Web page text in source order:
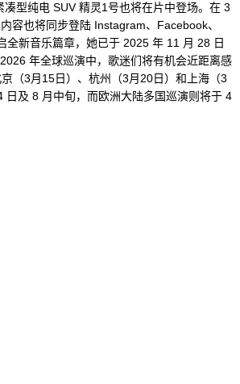
型纯电 SUV 精灵1号也将在片中登场。在 3
容也将同步登陆 Instagram、Facebook、
新音乐篇章，她已于 2025 年 11 月 28 日
年全球巡演中，歌迷们将有机会近距离感
（3月15日）、杭州（3月20日）和上海（3
及 8 月中旬，而欧洲大陆多国巡演则将于 4